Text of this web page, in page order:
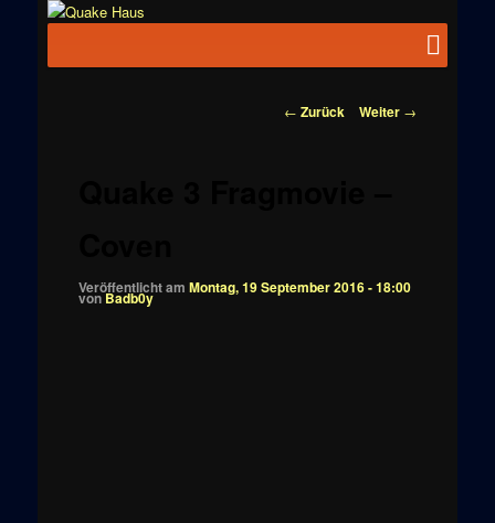
News zu
Beitragsnavigation
← Zurück Weiter →
Veröffentlicht am Montag, 19 September 2016 - 18:00
vonBadb0y